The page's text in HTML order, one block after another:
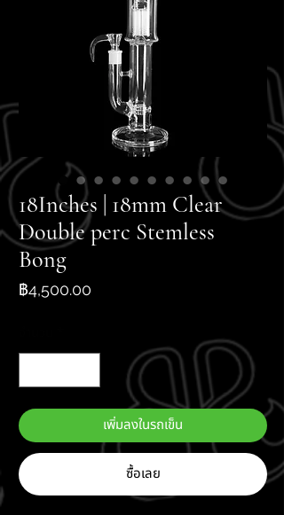
18Inches | 18mm Clear
Double perc Stemless
Bong
฿4,500.00
เพิ่มลงในรถเข็น
ซื้อเลย